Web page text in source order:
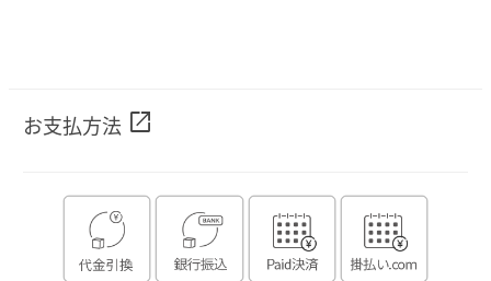
お支払方法 open_in_new